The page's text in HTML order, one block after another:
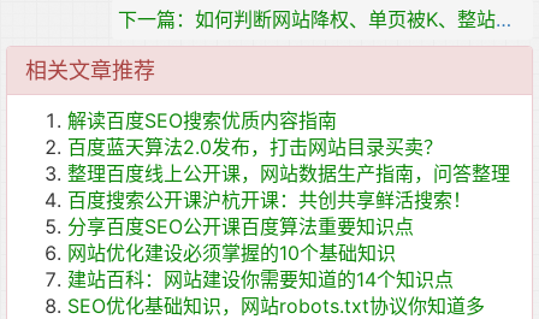
下一篇：如何判断网站降权、单页被K、整站被K？
相关文章推荐
解读百度SEO搜索优质内容指南
百度蓝天算法2.0发布，打击网站目录买卖？
整理百度线上公开课，网站数据生产指南，问答整理
百度搜索公开课沪杭开课：共创共享鲜活搜索！
分享百度SEO公开课百度算法重要知识点
网站优化建设必须掌握的10个基础知识
建站百科：网站建设你需要知道的14个知识点
SEO优化基础知识，网站robots.txt协议你知道多